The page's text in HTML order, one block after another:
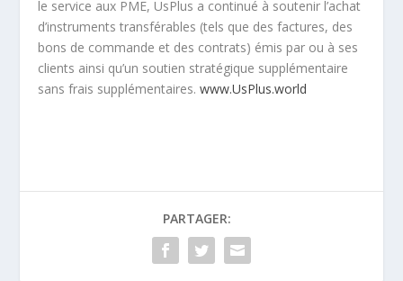
le service aux PME, UsPlus a continué à soutenir l’achat
d’instruments transférables (tels que des factures, des
bons de commande et des contrats) émis par ou à ses
clients ainsi qu’un soutien stratégique supplémentaire
sans frais supplémentaires.www.UsPlus.world
PARTAGER: